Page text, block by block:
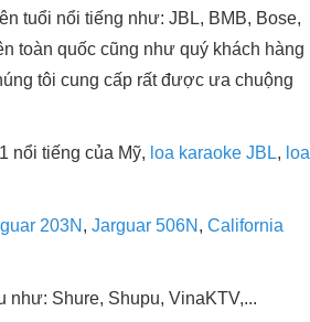
tuổi nổi tiếng như: JBL, BMB, Bose,
toàn quốc cũng như quý khách hàng
tôi cung cấp rất được ưa chuộng
nổi tiếng của Mỹ, loa karaoke JBL, loa
203N , Jarguar 506N , California
Shure, Shupu, VinaKTV,...